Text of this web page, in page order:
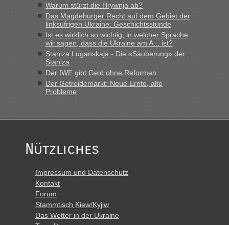
Berichte und Reisetipps • Re: An welchem
Grenzübergang zwischen Polen und der Ukraine geht es am
schnellsten?
„Derzeit, ist es überall sehr voll an den Grenzen Ukraine/
Polen. Zb. Krakovets 100 PKW ca. 10 h Wartezeit. Wollen
Montag rüber, versuchen es sehr früh.“
Warum stürzt die Hrywnja ab?
Das Magdeburger Recht auf dem Gebiet der
linksufrigen Ukraine: Geschichtsstunde
Ist es wirklich so wichtig, in welcher Sprache
wir sagen, dass die Ukraine am A... ist?
Staniza Luganskaja - Die «Säuberung» der
Staniza
Der IWF gibt Geld ohne Reformen
Der Getreidemarkt: Neue Ernte, alte
Probleme
Nützliches
Impressum und Datenschutz
Kontakt
Forum
Stammtisch Kiew/Kyjiw
Das Wetter in der Ukraine